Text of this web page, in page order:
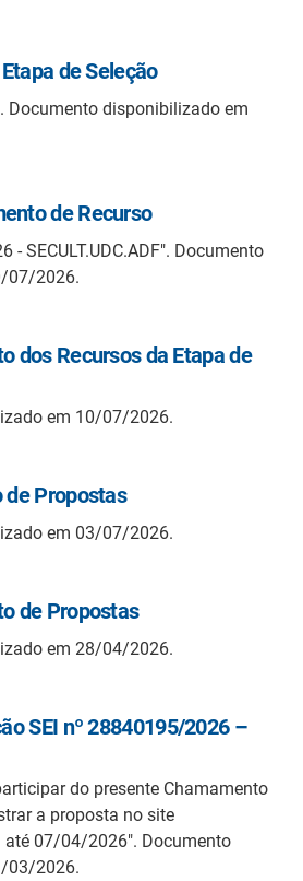
de Seleção
Documento disponibilizado em
de Recurso
- SECULT.UDC.ADF". Documento
07/2026.
dos Recursos da Etapa de
em 10/07/2026.
Propostas
em 03/07/2026.
de Propostas
em 28/04/2026.
SEI nº 28840195/2026 –
do presente Chamamento
a proposta no site
07/04/2026". Documento
03/2026.